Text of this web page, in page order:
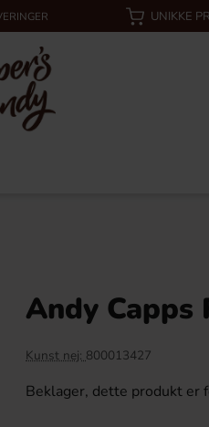
UNIKKE
Andy Capps
Kunst nej: 800013427
Beklager, dette produkt